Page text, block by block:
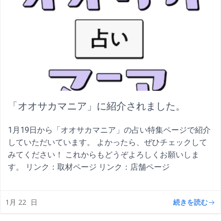
「オオサカマニア」に紹介されました。
1月19日から「オオサカマニア」の占い特集ページで紹介
していただいています。 よかったら、ぜひチェックして
みてください！ これからもどうぞよろしくお願いしま
す。 リンク：取材ページ リンク：店舗ページ
1月 22 日 続きを読む